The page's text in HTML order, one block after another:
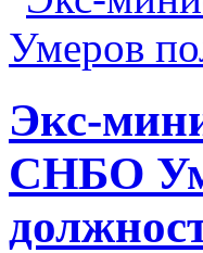
Экс-
СНБО